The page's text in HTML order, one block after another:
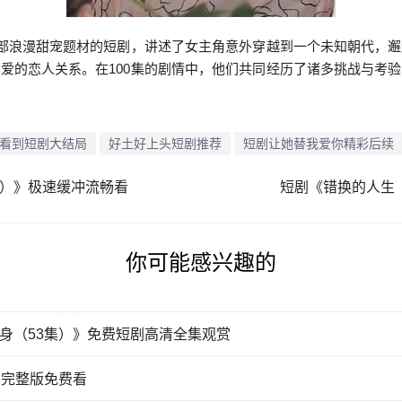
浪漫甜宠题材的短剧，讲述了女主角意外穿越到一个未知朝代，
的恋人关系。在100集的剧情中，他们共同经历了诸多挑战与考
到短剧大结局 好土好上头短剧推荐 短剧让她替我爱你精彩后续
》极速缓冲流畅看 短剧《错换的人生
你可能感兴趣的
（53集）》免费短剧高清全集观赏
整版免费看